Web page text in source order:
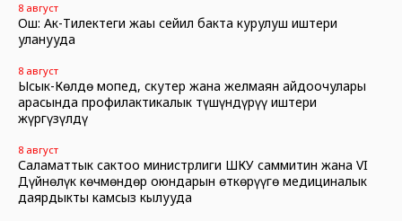
8 август
Ош: Ак-Тилектеги жаңы сейил бакта курулуш иштери
уланууда
8 август
Ысык-Көлдө мопед, скутер жана желмаян айдоочулары
арасында профилактикалык түшүндүрүү иштери
жүргүзүлдү
8 август
Саламаттык сактоо министрлиги ШКУ саммитин жана VI
Дүйнөлүк көчмөндөр оюндарын өткөрүүгө медициналык
даярдыкты камсыз кылууда